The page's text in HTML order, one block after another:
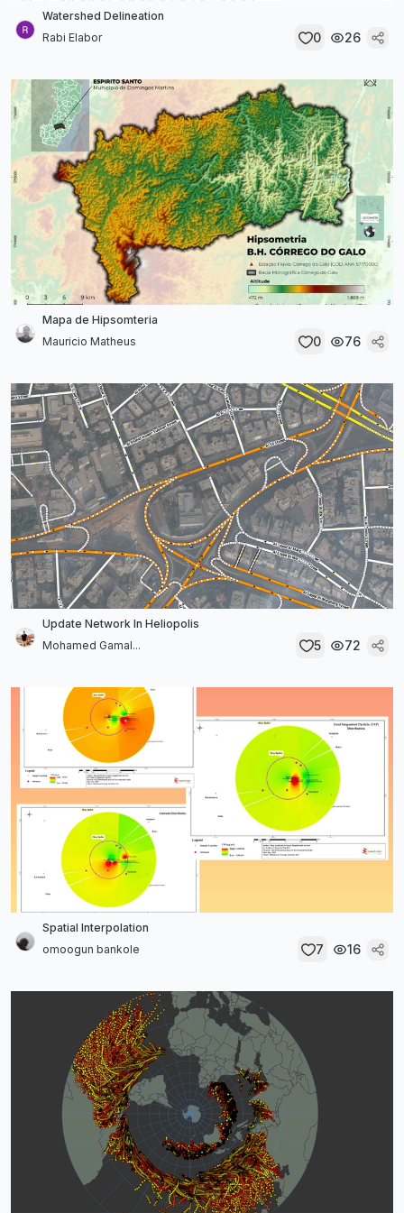
Watershed Delineation
Rabi Elabor
0 26
Mapa de Hipsomteria
Mauricio Matheus
0 76
Update Network In Heliopolis
Mohamed Gamal...
5 72
Spatial Interpolation
omoogun bankole
7 16